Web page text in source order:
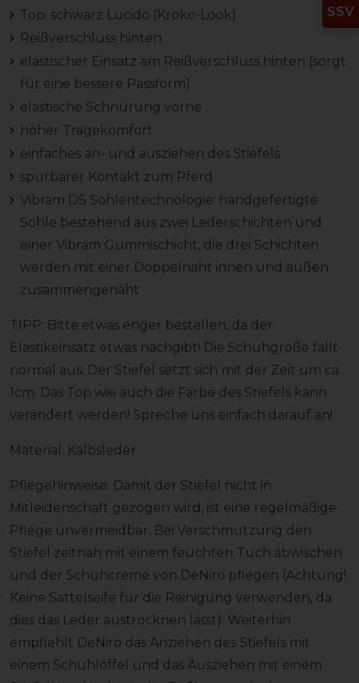
Top: schwarz Lucido (Kroko-Look)
Reißverschluss hinten
elastischer Einsatz am Reißverschluss hinten (sorgt
für eine bessere Passform)
elastische Schnürung vorne
hoher Tragekomfort
einfaches an- und ausziehen des Stiefels
spürbarer Kontakt zum Pferd
Vibram DS Sohlentechnologie: handgefertigte
Sohle bestehend aus zwei Lederschichten und
einer Vibram Gummischicht, die drei Schichten
werden mit einer Doppelnaht innen und außen
zusammengenäht
TIPP: Bitte etwas enger bestellen, da der
Elastikeinsatz etwas nachgibt! Die Schuhgröße fällt
normal aus. Der Stiefel setzt sich mit der Zeit um ca.
1cm. Das Top wie auch die Farbe des Stiefels kann
verändert werden! Spreche uns einfach darauf an!
Material: Kalbsleder
Pflegehinweise: Damit der Stiefel nicht in
Mitleidenschaft gezogen wird, ist eine regelmäßige
Pflege unvermeidbar. Bei Verschmutzung den
Stiefel zeitnah mit einem feuchten Tuch abwischen
und der Schuhcreme von DeNiro pflegen (Achtung!
Keine Sattelseife für die Reinigung verwenden, da
dies das Leder austrocknen lässt). Weiterhin
empfiehlt DeNiro das Anziehen des Stiefels mit
einem Schuhlöffel und das Ausziehen mit einem
SSV